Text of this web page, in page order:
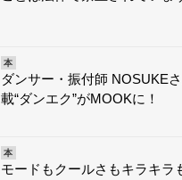
本
ダンサー・振付師 NOSUKE
載“ダンエク”がMOOKに！
本
モードもクールさもキラキラ